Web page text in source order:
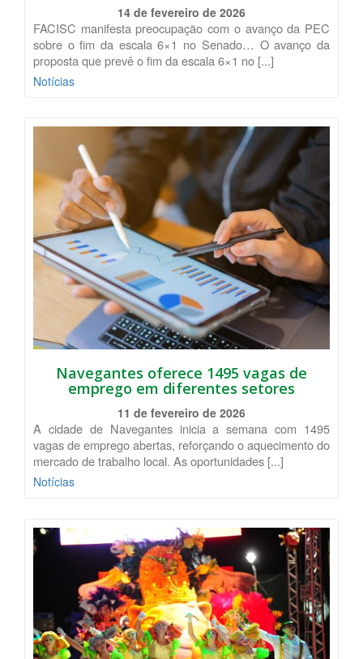
14 de fevereiro de 2026
FACISC manifesta preocupação com o avanço da PEC
sobre o fim da escala 6×1 no Senado… O avanço da
proposta que prevê o fim da escala 6×1 no [...]
Notícias
Navegantes oferece 1495 vagas de
emprego em diferentes setores
11 de fevereiro de 2026
A cidade de Navegantes inicia a semana com 1495
vagas de emprego abertas, reforçando o aquecimento do
mercado de trabalho local. As oportunidades [...]
Notícias